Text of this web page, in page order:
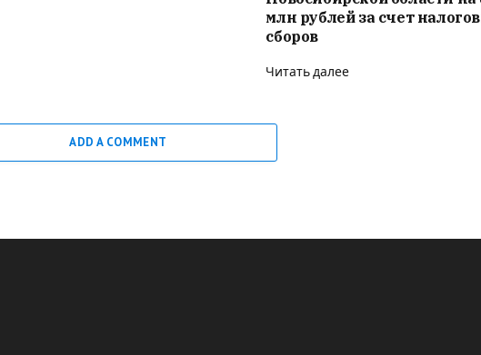
млн рублей за счет
сборов
Читать далее
ADD A COMMENT